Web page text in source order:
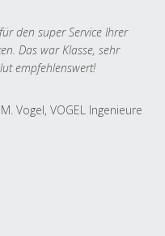
den super Service Ihrer
Das war Klasse, sehr
empfehlenswert!
M. Vogel, VOGEL Ingenieure